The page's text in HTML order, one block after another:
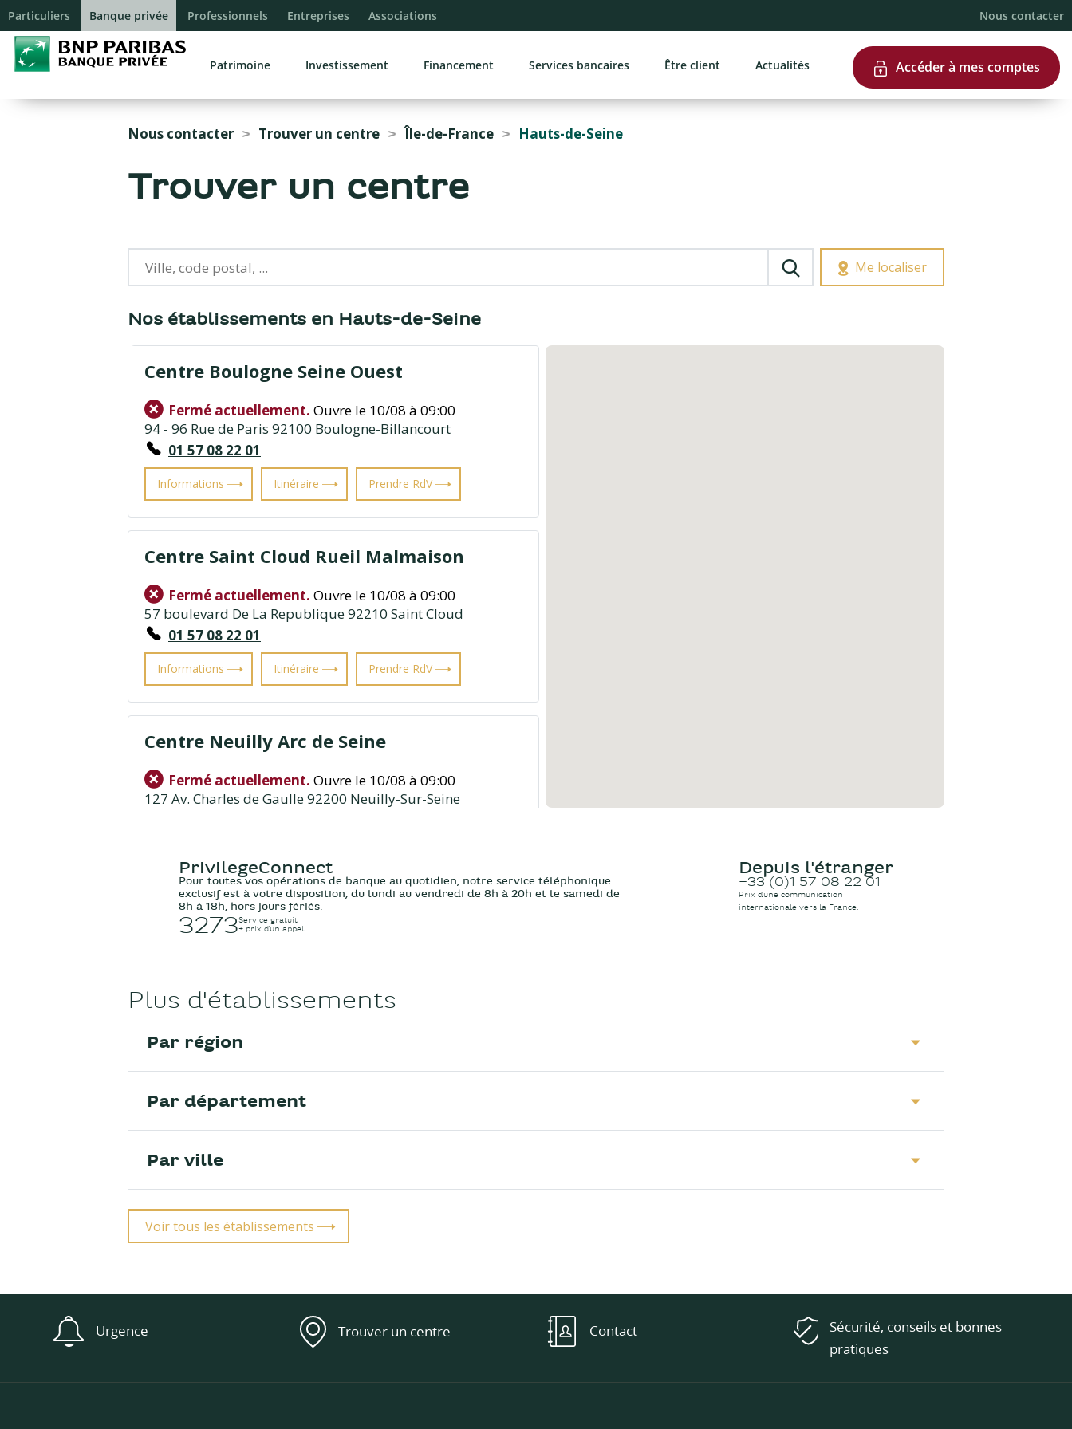
RechercheNavigation principale
Particuliers Banque privée Professionnels Entreprises Associations Nous contacter
Patrimoine Investissement Financement Services bancaires Être client Actualités Accéder à mes comptes
Nous contacter > Trouver un centre > Île-de-France > Hauts-de-Seine
Trouver un centre
Me localiser
Nos établissements en Hauts-de-Seine
Centre Boulogne Seine Ouest
Fermé actuellement. Ouvre le 10/08 à 09:00
94 - 96 Rue de Paris 92100 Boulogne-Billancourt
01 57 08 22 01
Informations Itinéraire Prendre RdV
Centre Saint Cloud Rueil Malmaison
Fermé actuellement. Ouvre le 10/08 à 09:00
57 boulevard De La Republique 92210 Saint Cloud
01 57 08 22 01
Informations Itinéraire Prendre RdV
Centre Neuilly Arc de Seine
Fermé actuellement. Ouvre le 10/08 à 09:00
127 Av. Charles de Gaulle 92200 Neuilly-Sur-Seine
Centre Sceaux Massy
01 57 08 22 01
Informations
PrivilegeConnect
Pour toutes vos opérations de banque au quotidien, notre service téléphonique
exclusif est à votre disposition, du lundi au vendredi de 8h à 20h et le samedi de
8h à 18h, hors jours fériés.
3273Service gratuit
+ prix d’un appel
Depuis l'étranger
+33 (0)1 57 08 22 01
Prix d’une communication
internationale vers la France.
Plus d'établissements
Par région
Par département
Par ville
Voir tous les établissements
Urgence Trouver un centre Contact
Sécurité, conseils et bonnes
pratiques